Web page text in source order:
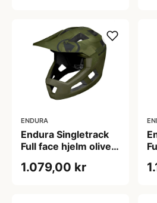
ENDURA
Endura Singletrack
Full face hjelm oliven
1.079,00 kr